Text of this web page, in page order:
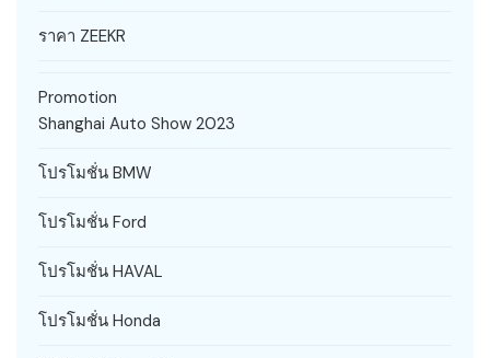
ราคา ZEEKR
Promotion
Shanghai Auto Show 2023
โปรโมชั่น BMW
โปรโมชั่น Ford
โปรโมชั่น HAVAL
โปรโมชั่น Honda